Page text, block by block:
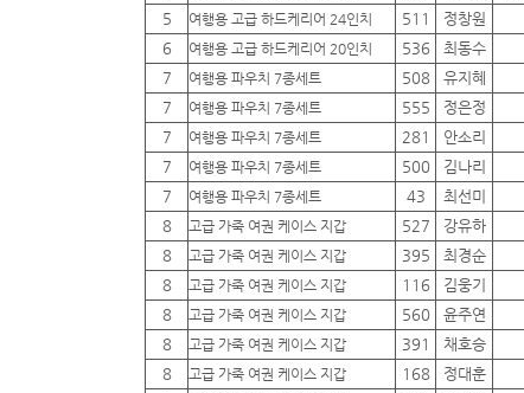
5
여행용 고급 하드케리어 24인치 511 정창원
6
여행용 고급 하드케리어 20인치 536 최동수
7
여행용 파우치 7종세트 508 유지혜
7
여행용 파우치 7종세트 555 정은정
7
여행용 파우치 7종세트 281 안소리
7
여행용 파우치 7종세트 500 김나리
7
여행용 파우치 7종세트 43 최선미
8
고급 가죽 여권 케이스 지갑 527 강유하
8
고급 가죽 여권 케이스 지갑 395 최경순
8
고급 가죽 여권 케이스 지갑 116 김웅기
8
고급 가죽 여권 케이스 지갑 560 윤주연
8
고급 가죽 여권 케이스 지갑 391 채호승
8
고급 가죽 여권 케이스 지갑 168 정대훈